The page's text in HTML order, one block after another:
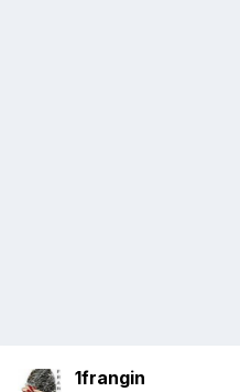
1frangin